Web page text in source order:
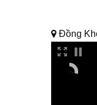
Đồng